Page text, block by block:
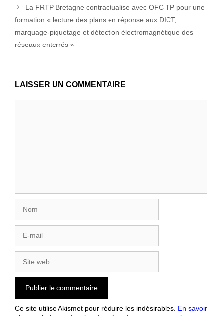
La FRTP Bretagne contractualise avec OFC TP pour une
formation « lecture des plans en réponse aux DICT,
marquage-piquetage et détection électromagnétique des
réseaux enterrés »
LAISSER UN COMMENTAIRE
Ce site utilise Akismet pour réduire les indésirables. En savoir